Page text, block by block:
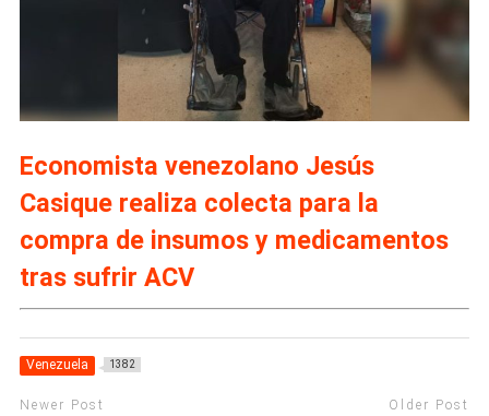
Economista venezolano Jesús
Casique realiza colecta para la
compra de insumos y medicamentos
tras sufrir ACV
Venezuela 1382
Newer Post Older Post